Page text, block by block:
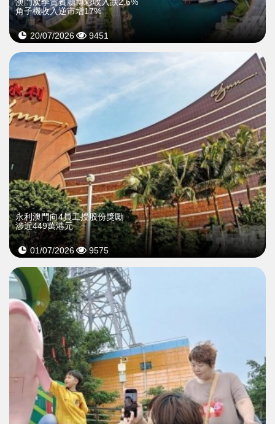
角子機收入逆市增17%
20/07/2026 9451
永利澳門向4員工授股份獎勵
涉近449萬港元
01/07/2026 9575